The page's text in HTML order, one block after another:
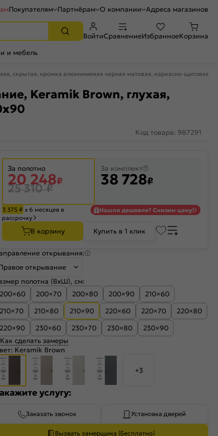
Покупателям Партнёрам О компании Адреса магазинов
ВойтиСравнениеИзбранноеКорзина
и мебель
скрытая, кромка алюминиевая черная матовая, каркасно-щитовая
Keramik Brown, глухая,
Код товара: 987291
За полотно
20 248₽
25 310₽
За комплект
38 728₽
3 375 ₽ х 6 месяцев в
рассрочку
Нашли дешевле? Снизим цену!
В корзину Купить в 1 клик
открывания:
открывание
полотна (ВхШ), см:
200×60
200×70 200×80 200×90
210×60
210×70
210×80 210×90 220×60 220×70
220×80
220×90
230×60 230×70 230×80
230×90
Как сделать замеры
Keramik Brown
+3
услугу:
Заказать звонок Установка дверей
Вызвать замерщика (Бесплатно)